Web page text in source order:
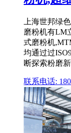
上海世邦绿
磨粉机有LM
式磨粉机
均通过过
断探索粉磨
联系电话: 180